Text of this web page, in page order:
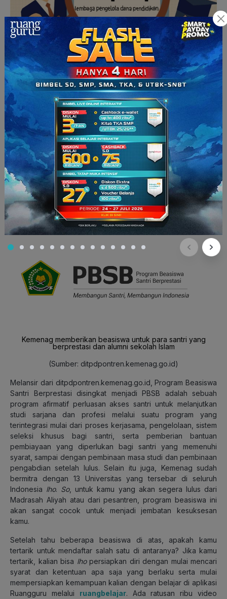
Beasiswa LPDP untuk melanjutkan gelar master, spesialis, dan
doktor
(Sumber: rencanamu.id)
Adapun bentuk beasiswa yang diberikan oleh LPDP kepada
mahasiswa yang akan menempuh studi S2 dan S3 baik di
dalam atau luar negeri adalah berupa bantuan biaya untuk
mereka yang mengalami masalah biaya untuk menyelesaikan
tesis atau disertasinya. Dana beasiswa akan diberikan
dengan pertimbangan dana yang diajukan. Umumnya, dana
beasiswa untuk penyelesaian tesis dibiayai maksimal sebesar
satu tahun dan penyelesaian disertasi dibiayai maksimal 2
tahun.
4. Program Beasiswa Santri Berprestasi
(PBSB)
Kemenag memberikan beasiswa untuk para santri yang
berprestasi dan alumni sekolah Islam
(Sumber: ditpdpontren.kemenag.go.id)
Melansir dari ditpdpontren.kemenag.go.id, Program Beasiswa
Santri Berprestasi disingkat menjadi PBSB adalah sebuah
program afirmatif perluasan akses santri untuk melanjutkan
studi sarjana dan profesi melalui suatu program yang
terintegrasi mulai dari proses kerjasama, pengelolaan, sistem
seleksi khusus bagi santri, serta pemberian bantuan
pembiayaan yang diperlukan bagi santri yang memenuhi
syarat, sampai dengan pembinaan masa studi dan pembinaan
pengabdian setelah lulus. Selain itu juga, Kemenag sudah
bermitra dengan 13 Universitas yang tersebar di seluruh
Indonesia lho. So, untuk kamu yang akan segera lulus dari
Madrasah Aliyah atau dari pesantren, program beasiswa ini
akan sangat cocok untuk menjadi jembatan kesuksesan
kamu.
Setelah tahu beberapa beasiswa di atas, apakah kamu
tertarik untuk mendaftar salah satu di antaranya? Jika kamu
tertarik, kalian bisa lhopersiapkan diri dengan mulai mencari
syarat dan ketentuan apa saja yang berlaku serta mulai
mempersiapkan kemampuan kalian dengan belajar di aplikasi
Ruangguru melalui ruangbelajar. Ada ratusan ribu video